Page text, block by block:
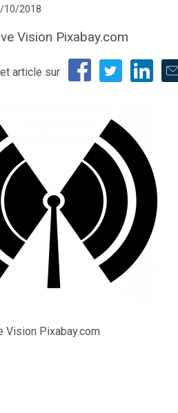
10/2018
Vision Pixabay.com
article sur
Vision Pixabay.com